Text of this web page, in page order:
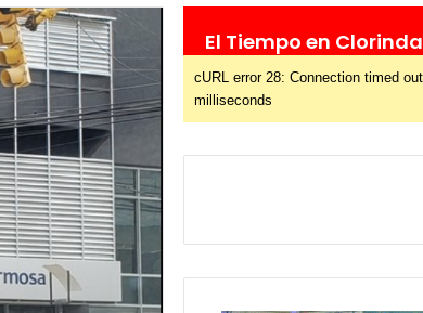
El Tiempo en Clorinda
cURL error 28: Connection timed
milliseconds